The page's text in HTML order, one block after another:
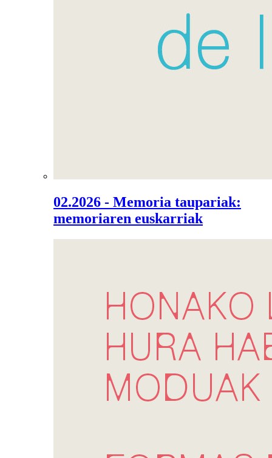
02.2026 - Memoria taupariak:
memoriaren euskarriak